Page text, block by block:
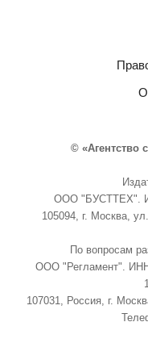
© «Агентство
ООО "БУСТТЕХ".
105094, г. Москва,
По вопросам
ООО "Регламент".
107031, Россия, г.